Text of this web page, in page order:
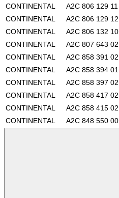
CONTINENTAL
A2C 806 129 11
CONTINENTAL
A2C 806 129 12
CONTINENTAL
A2C 806 132 10
CONTINENTAL
A2C 807 643 02
CONTINENTAL
A2C 858 391 02
CONTINENTAL
A2C 858 394 01
CONTINENTAL
A2C 858 397 02
CONTINENTAL
A2C 858 417 02
CONTINENTAL
A2C 858 415 02
CONTINENTAL
A2C 848 550 00